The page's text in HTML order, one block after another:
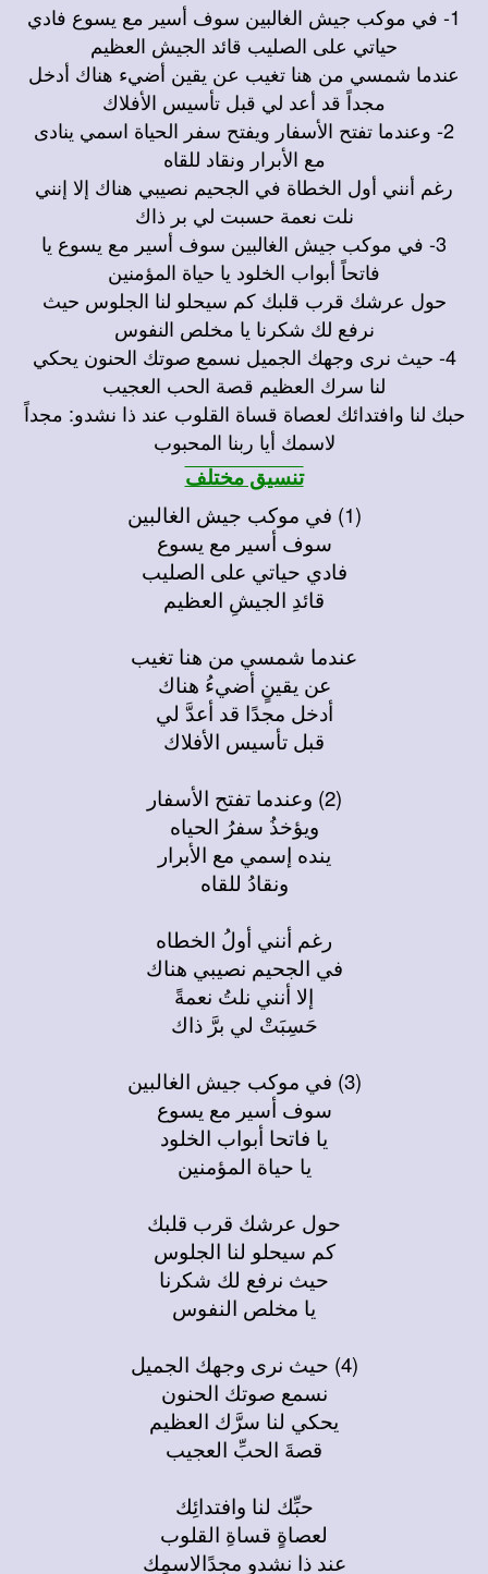
1- في موكب جيش الغالبين سوف أسير مع يسوع فادي
حياتي على الصليب قائد الجيش العظيم
عندما شمسي من هنا تغيب عن يقين أضيء هناك أدخل
مجداً قد أعد لي قبل تأسيس الأفلاك
2- وعندما تفتح الأسفار ويفتح سفر الحياة اسمي ينادى
مع الأبرار ونقاد للقاه
رغم أنني أول الخطاة في الجحيم نصيبي هناك إلا إنني
نلت نعمة حسبت لي بر ذاك
3- في موكب جيش الغالبين سوف أسير مع يسوع يا
فاتحاً أبواب الخلود يا حياة المؤمنين
حول عرشك قرب قلبك كم سيحلو لنا الجلوس حيث
نرفع لك شكرنا يا مخلص النفوس
4- حيث نرى وجهك الجميل نسمع صوتك الحنون يحكي
لنا سرك العظيم قصة الحب العجيب
حبك لنا وافتدائك لعصاة قساة القلوب عند ذا نشدو: مجداً
لاسمك أيا ربنا المحبوب
تنسيق مختلف
(1) في موكب جيش الغالبين
سوف أسير مع يسوع
فادي حياتي على الصليب
قائدِ الجيشِ العظيم
عندما شمسي من هنا تغيب
عن يقينٍ أضيءُ هناك
أدخل مجدًا قد أعدَّ لي
قبل تأسيس الأفلاك
(2) وعندما تفتح الأسفار
ويؤخذُ سفرُ الحياه
ينده إسمي مع الأبرار
ونقادُ للقاه
رغم أنني أولُ الخطاه
في الجحيم نصيبي هناك
إلا أنني نلتُ نعمةً
حَسِبَتْ لي برَّ ذاك
(3) في موكب جيش الغالبين
سوف أسير مع يسوع
يا فاتحا أبواب الخلود
يا حياة المؤمنين
حول عرشك قرب قلبك
كم سيحلو لنا الجلوس
حيث نرفع لك شكرنا
يا مخلص النفوس
(4) حيث نرى وجهك الجميل
نسمع صوتك الحنون
يحكي لنا سرَّك العظيم
قصةَ الحبِّ العجيب
حبِّك لنا وافتدائِك
لعصاةٍ قساةِ القلوب
عند ذا نشدو مجدًالاسمِك